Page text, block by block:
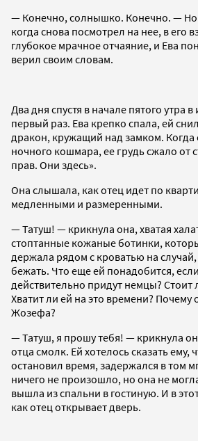
— Конечно, солнышко. Конечно. — Но
когда снова посмотрел на нее, в его
глубокое мрачное отчаяние, и Ева
верил своим словам.
Два дня спустя в начале пятого утра
первый раз. Ева крепко спала, ей
дракон, кружащий над замком.
ночного кошмара, ее грудь сжало от
прав. Они здесь».
Она слышала, как отец идет по
медленными и размеренными.
— Татуш! — крикнула она, хватая
стоптанные кожаные ботинки,
держала рядом с кроватью на
бежать. Что еще ей понадобится,
действительно придут немцы? Стоит
Хватит ли ей на это времени? Почему
Жозефа?
— Татуш, я прошу тебя! — крикнула
отца смолк. Ей хотелось сказать
остановил время, задержался в том
ничего не произошло, но она не
вышла из спальни в гостиную. И в
как отец открывает дверь.